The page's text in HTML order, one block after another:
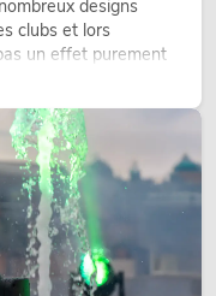
designs
clubs et lors
un effet purement
utilisé de manière
LED techniques plus